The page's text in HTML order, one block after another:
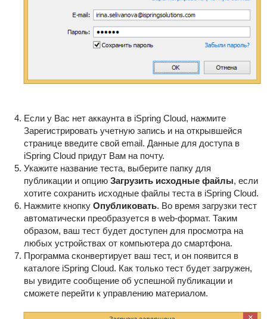
Если у Вас нет аккаунта в iSpring Cloud, нажмите
Зарегистрировать учетную запись и на открывшейся
странице введите свой email. Данные для доступа в
iSpring Cloud придут Вам на почту.
Укажите название теста, выберите папку для
публикации и опцию Загрузить исходные файлы, если
хотите сохранить исходные файлы теста в iSpring Cloud.
Нажмите кнопку Опубликовать. Во время загрузки тест
автоматически преобразуется в web-формат. Таким
образом, ваш тест будет доступен для просмотра на
любых устройствах от компьютера до смартфона.
Программа сконвертирует ваш тест, и он появится в
каталоге iSpring Cloud. Как только тест будет загружен,
вы увидите сообщение об успешной публикации и
сможете перейти к управлению материалом.